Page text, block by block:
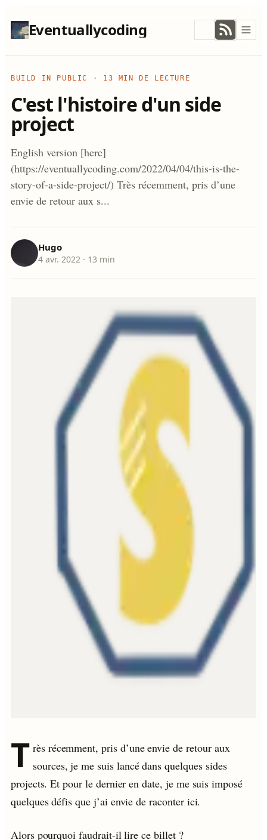
Eventuallycoding
BUILD IN PUBLIC · 13 MIN DE LECTURE
C'est l'histoire d'un side
project
English version [here]
(https://eventuallycoding.com/2022/04/04/this-is-the-
story-of-a-side-project/) Très récemment, pris d’une
envie de retour aux s...
Hugo
4 avr. 2022 · 13 min
T rès récemment, pris d’une envie de retour aux
sources, je me suis lancé dans quelques sides
projects. Et pour le dernier en date, je me suis imposé
quelques défis que j’ai envie de raconter ici.
Alors pourquoi faudrait-il lire ce billet ?